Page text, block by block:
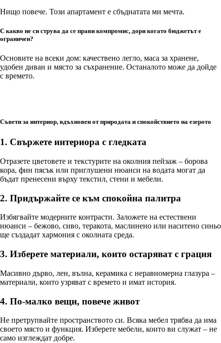
Нищо повече. Този апартамент е сбъднатата ми мечта.
С какво не си струва да се прави компромис, дори когато бюджетът е
ограничен?
Основите на всеки дом: качествено легло, маса за хранене,
удобен диван и място за съхранение. Останалото може да дойде
с времето.
Съвети за интериор, вдъхновен от природата и спокойствието на езерото
1. Свържете интериора с гледката
Отразете цветовете и текстурите на околния пейзаж – борова
кора, фин пясък или приглушени нюанси на водата могат да
бъдат пренесени върху текстил, стени и мебели.
2. Придържайте се към спокойна палитра
Избягвайте модерните контрасти. Заложете на естествени
нюанси – бежово, сиво, теракота, маслинено или наситено синьо
ще създадат хармония с околната среда.
3. Изберете материали, които остаряват с грация
Масивно дърво, лен, вълна, керамика с неравномерна глазура – ​​
материали, които узряват с времето и имат история.
4. По-малко вещи, повече живот
Не претрупвайте пространството си. Всяка мебел трябва да има
своето място и функция. Изберете мебели, които ви служат – не
само изглеждат добре.